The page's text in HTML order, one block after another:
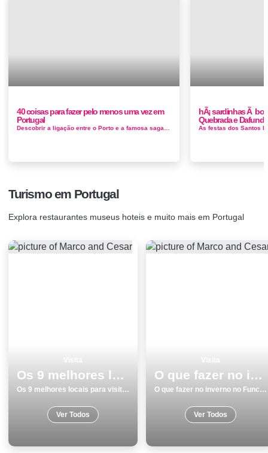
40 coisas para fazer pelo menos uma vez em
Portugal
hÃ¡ sardinhas Ã
Quebrada e Dafundo
Turismo em Portugal
Explora restaurantes museus hoteis e muito mais em Portugal
Os 9 melhores locais para visitar em Lisboa
Os 9 melhores locais para visitar em Lisboa
Ver Todos
O que fazer no inverno no Funchal os 15 melhores locais
O que fazer no inverno no Funchal os 15 melhores locais
Ver Todos